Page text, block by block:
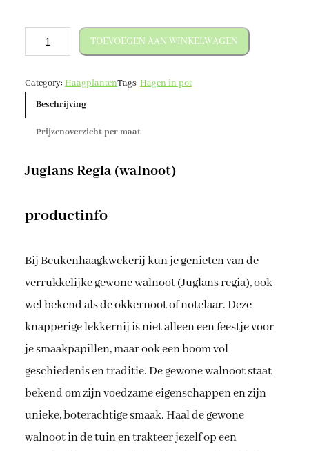
s
s
9
o
t
€
1
0
,
1
9
l
n
e
a
n
t
TOEVOEGEN AAN WINKELWAGEN
Category: HaagplantenTags: Hagen in pot
Beschrijving
Prijzenoverzicht per maat
Juglans Regia (walnoot)
productinfo
Bij Beukenhaagkwekerij kun je genieten van de
verrukkelijke gewone walnoot (Juglans regia), ook
wel bekend als de okkernoot of notelaar. Deze
knapperige lekkernij is niet alleen een feestje voor
je smaakpapillen, maar ook een boom vol
geschiedenis en traditie. De gewone walnoot staat
bekend om zijn voedzame eigenschappen en zijn
unieke, boterachtige smaak. Haal de gewone
walnoot in de tuin en trakteer jezelf op een